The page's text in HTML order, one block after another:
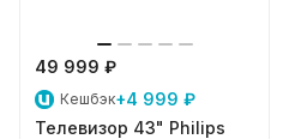
49 999 ₽
Кешбэк+4 999 ₽
Телевизор 43" Philips